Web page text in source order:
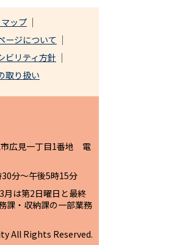
ップ
ージについて
ビリティ方針
取り扱い
広見一丁目1番地 電
分～午後5時15分
は第2日曜日と最終
課・収納課の一部業務
All Rights Reserved.